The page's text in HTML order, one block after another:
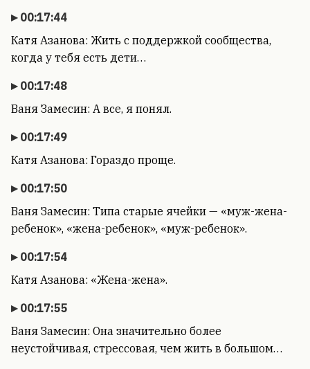
00:17:44
Катя Азанова: Жить с поддержкой сообщества,
когда у тебя есть дети…
00:17:48
Ваня Замесин: А все, я понял.
00:17:49
Катя Азанова: Гораздо проще.
00:17:50
Ваня Замесин: Типа старые ячейки — «муж-жена-
ребенок», «жена-ребенок», «муж-ребенок».
00:17:54
Катя Азанова: «Жена-жена».
00:17:55
Ваня Замесин: Она значительно более
неустойчивая, стрессовая, чем жить в большом…